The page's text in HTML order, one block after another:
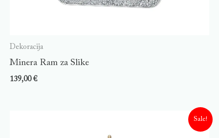
Dekoracija
Minera Ram za Slike
139,00€
Sale!